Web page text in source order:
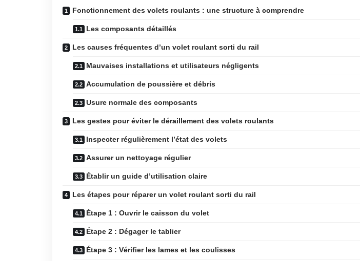
Fonctionnement des volets roulants : une structure à comprendre
Les composants détaillés
Les causes fréquentes d’un volet roulant sorti du rail
Mauvaises installations et utilisateurs négligents
Accumulation de poussière et débris
Usure normale des composants
Les gestes pour éviter le déraillement des volets roulants
Inspecter régulièrement l’état des volets
Assurer un nettoyage régulier
Établir un guide d’utilisation claire
Les étapes pour réparer un volet roulant sorti du rail
Étape 1 : Ouvrir le caisson du volet
Étape 2 : Dégager le tablier
Étape 3 : Vérifier les lames et les coulisses